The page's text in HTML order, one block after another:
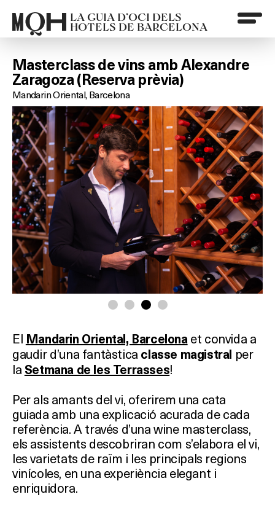
LA GUIA D’OCI DELS
HOTELS DE BARCELONA
Masterclass de vins amb Alexandre
Zaragoza (Reserva prèvia)
Mandarin Oriental, Barcelona
El Mandarin Oriental, Barcelona et convida a
gaudir d’una fantàstica classe magistral per
la Setmana de les Terrasses!
Per als amants del vi, oferirem una cata
guiada amb una explicació acurada de cada
referència. A través d’una wine masterclass,
els assistents descobriran com s’elabora el vi,
les varietats de raïm i les principals regions
vinícoles, en una experiència elegant i
enriquidora.